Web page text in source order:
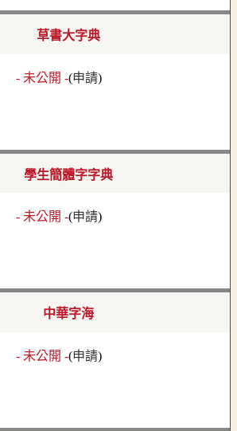
草書大字典
- 未公開 -(申請)
學生簡體字字典
- 未公開 -(申請)
中華字海
- 未公開 -(申請)